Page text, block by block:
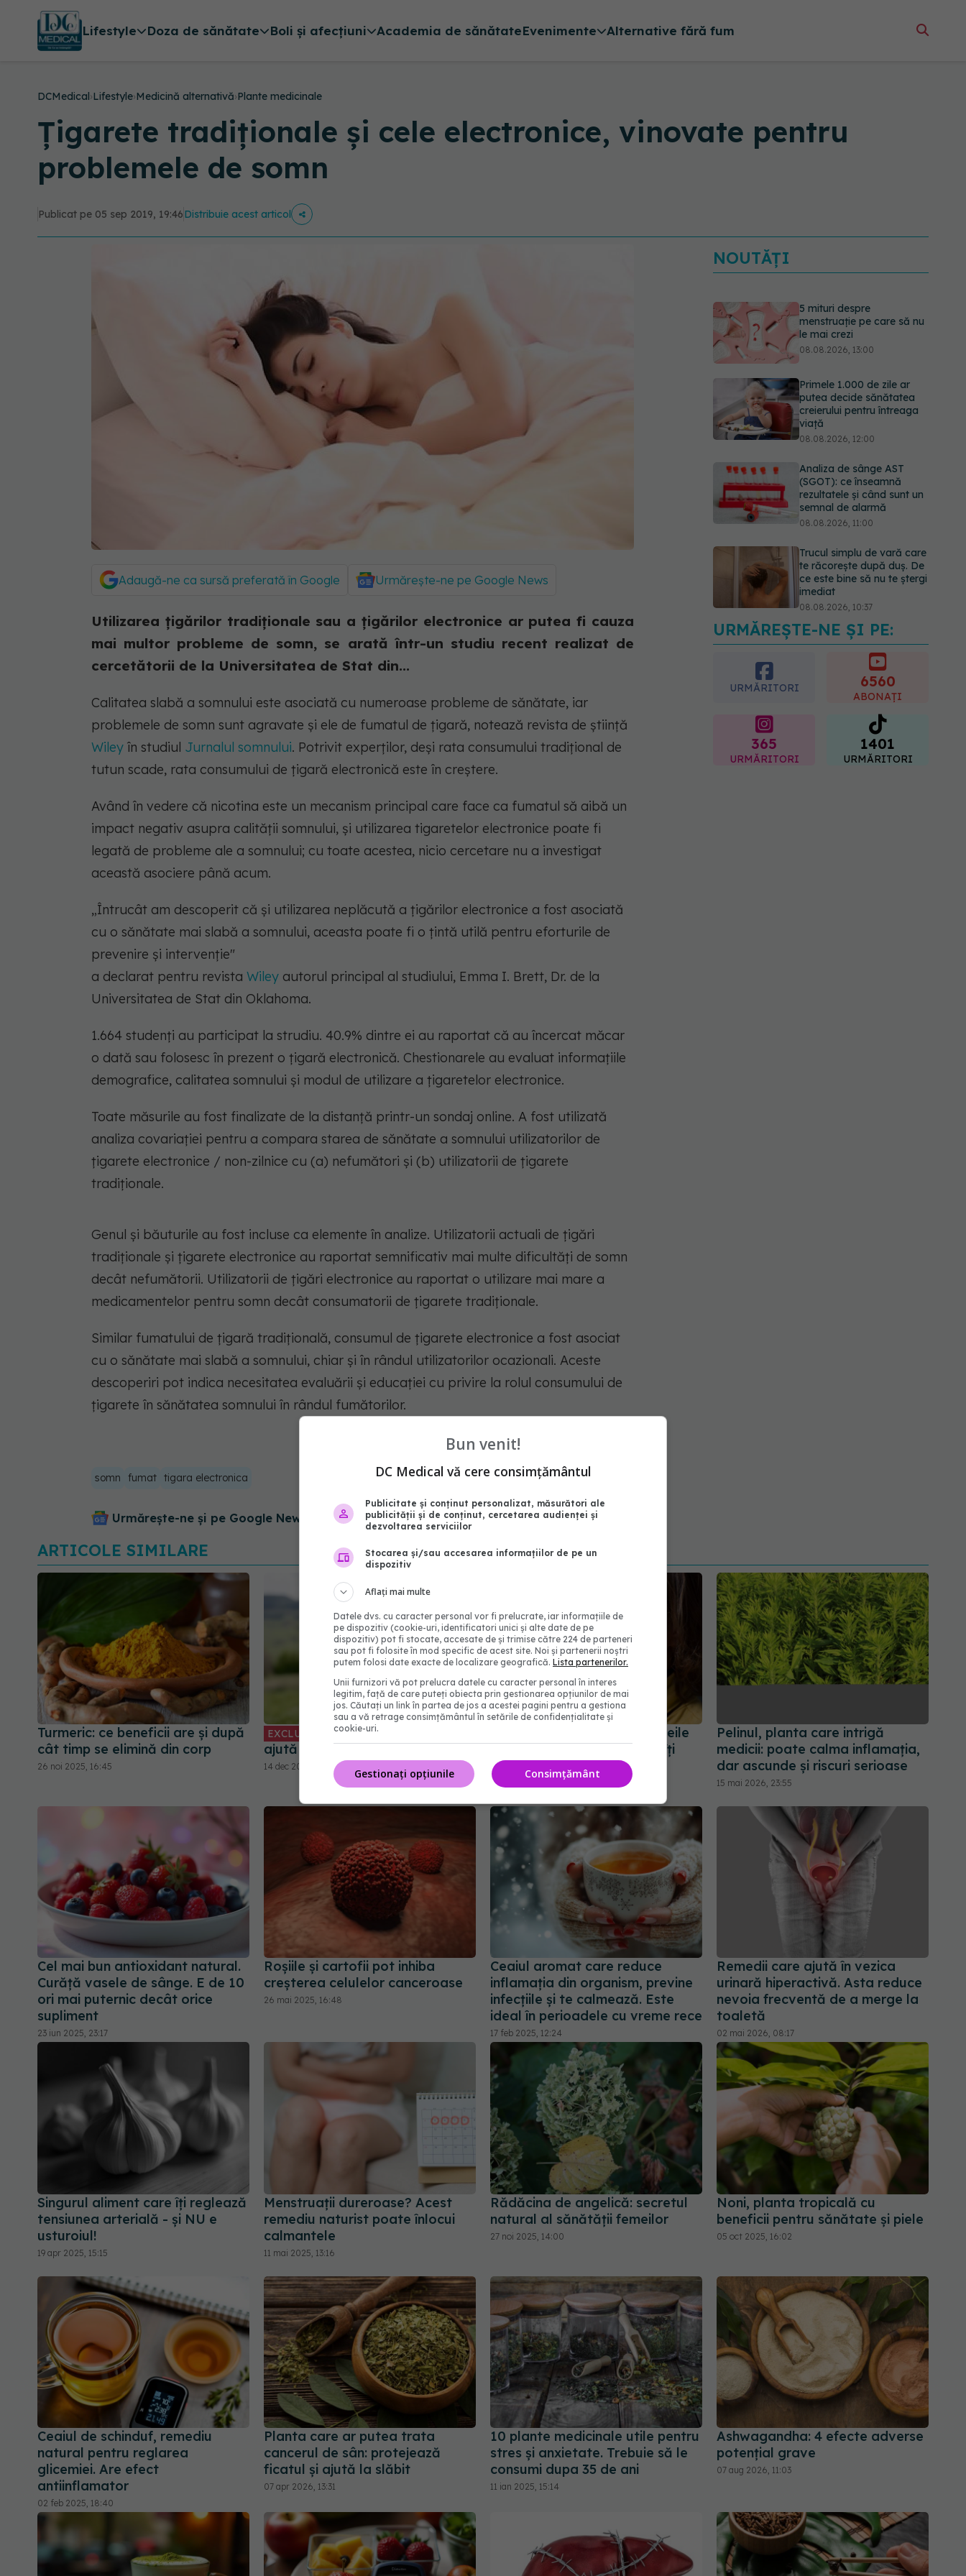
Lifestyle Doza de sănătate Boli și afecțiuni Academia de sănătateEvenimente Alternative fără fum
DCMedical›Lifestyle›Medicină alternativă›Plante medicinale
Țigarete tradiționale și cele electronice, vinovate pentru
problemele de somn
Publicat pe 05 sep 2019, 19:46Distribuie acest articol
Adaugă-ne ca sursă preferată în Google Urmărește-ne pe Google News
Utilizarea țigărilor tradiționale sau a țigărilor electronice ar putea fi cauza
mai multor probleme de somn, se arată într-un studiu recent realizat de
cercetătorii de la Universitatea de Stat din...
Calitatea slabă a somnului este asociată cu numeroase probleme de sănătate, iar
problemele de somn sunt agravate şi ele de fumatul de țigară, notează revista de ştiinţă
Wiley în studiul Jurnalul somnului. Potrivit experţilor, deși rata consumului tradițional de
tutun scade, rata consumului de țigară electronică este în creştere.
Având în vedere că nicotina este un mecanism principal care face ca fumatul să aibă un
impact negativ asupra calităţii somnului, şi utilizarea tigaretelor electronice poate fi
legată de probleme ale a somnului; cu toate acestea, nicio cercetare nu a investigat
această asociere până acum.
„Întrucât am descoperit că și utilizarea neplăcută a țigărilor electronice a fost asociată
cu o sănătate mai slabă a somnului, aceasta poate fi o țintă utilă pentru eforturile de
prevenire și intervenție"
a declarat pentru revista Wiley autorul principal al studiului, Emma I. Brett, Dr. de la
Universitatea de Stat din Oklahoma.
1.664 studenți au participat la strudiu. 40.9% dintre ei au raportat că au încercat măcar
o dată sau folosesc în prezent o țigară electronică. Chestionarele au evaluat informațiile
demografice, calitatea somnului și modul de utilizare a țigaretelor electronice.
Toate măsurile au fost finalizate de la distanță printr-un sondaj online. A fost utilizată
analiza covariației pentru a compara starea de sănătate a somnului utilizatorilor de
țigarete electronice / non-zilnice cu (a) nefumători și (b) utilizatorii de țigarete
tradiţionale.
Genul și băuturile au fost incluse ca elemente în analize. Utilizatorii actuali de ţigări
tradiţionale și țigarete electronice au raportat semnificativ mai multe dificultăți de somn
decât nefumătorii. Utilizatorii de țigări electronice au raportat o utilizare mai mare a
medicamentelor pentru somn decât consumatorii de țigarete tradiţionale.
Similar fumatului de țigară tradiţională, consumul de țigarete electronice a fost asociat
cu o sănătate mai slabă a somnului, chiar și în rândul utilizatorilor ocazionali. Aceste
descoperiri pot indica necesitatea evaluării și educației cu privire la rolul consumului de
țigarete în sănătatea somnului în rândul fumătorilor.
somn fumat tigara electronica
Urmărește-ne și pe Google News - abonează‑te!
NOUTĂȚI
5 mituri despre
menstruație pe care să nu
le mai crezi
08.08.2026, 13:00
Primele 1.000 de zile ar
putea decide sănătatea
creierului pentru întreaga
viață
08.08.2026, 12:00
Analiza de sânge AST
(SGOT): ce înseamnă
rezultatele și când sunt un
semnal de alarmă
08.08.2026, 11:00
Trucul simplu de vară care
te răcorește după duș. De
ce este bine să nu te ștergi
imediat
08.08.2026, 10:37
Bacteria din intestin care a
crescut forța musculară cu
08.08.2026, 14:00
URMĂREȘTE-NE ȘI PE:
URMĂRITORI 6560
ABONAȚI
365
URMĂRITORI
1401
URMĂRITORI
ARTICOLE SIMILARE
Turmeric: ce beneficii are și după
cât timp se elimină din corp
26 noi 2025, 16:45
EXCLUSIV
Plante și ceaiuri care
ajută la curățarea plămânilor
14 dec 2025, 19:42
Cel mai bun ceai pentru femeile
de peste 40 de ani: cum să îți
echilibrezi hormonii natural
28 ian 2025, 15:47
Pelinul, planta care intrigă
medicii: poate calma inflamația,
dar ascunde și riscuri serioase
15 mai 2026, 23:55
Cel mai bun antioxidant natural.
Curăță vasele de sânge. E de 10
ori mai puternic decât orice
supliment
23 iun 2025, 23:17
Roșiile și cartofii pot inhiba
creșterea celulelor canceroase
26 mai 2025, 16:48
Ceaiul aromat care reduce
inflamația din organism, previne
infecțiile și te calmează. Este
ideal în perioadele cu vreme rece
17 feb 2025, 12:24
Remedii care ajută în vezica
urinară hiperactivă. Asta reduce
nevoia frecventă de a merge la
toaletă
02 mai 2026, 08:17
Singurul aliment care îți reglează
tensiunea arterială - și NU e
usturoiul!
19 apr 2025, 15:15
Menstruații dureroase? Acest
remediu naturist poate înlocui
calmantele
11 mai 2025, 13:16
Rădăcina de angelică: secretul
natural al sănătății femeilor
27 noi 2025, 14:00
Noni, planta tropicală cu
beneficii pentru sănătate și piele
05 oct 2025, 16:02
Ceaiul de schinduf, remediu
natural pentru reglarea
glicemiei. Are efect
antiinflamator
02 feb 2025, 18:40
Planta care ar putea trata
cancerul de sân: protejează
ficatul și ajută la slăbit
07 apr 2026, 13:31
10 plante medicinale utile pentru
stres și anxietate. Trebuie să le
consumi dupa 35 de ani
11 ian 2025, 15:14
Ashwagandha: 4 efecte adverse
potențial grave
07 aug 2026, 11:03
Bun venit!
DC Medical vă cere consimțământul
Publicitate și conținut personalizat, măsurători ale
publicității și de conținut, cercetarea audienței și
dezvoltarea serviciilor
Stocarea și/sau accesarea informațiilor de pe un
dispozitiv
Aflați mai multe
Datele dvs. cu caracter personal vor fi prelucrate, iar informațiile de
pe dispozitiv (cookie-uri, identificatori unici și alte date de pe
dispozitiv) pot fi stocate, accesate de și trimise către 224 de parteneri
sau pot fi folosite în mod specific de acest site. Noi și partenerii noștri
putem folosi date exacte de localizare geografică. Lista partenerilor.
Unii furnizori vă pot prelucra datele cu caracter personal în interes
legitim, față de care puteți obiecta prin gestionarea opțiunilor de mai
jos. Căutați un link în partea de jos a acestei pagini pentru a gestiona
sau a vă retrage consimțământul în setările de confidențialitate și
cookie-uri.
Consimțământ
Gestionați opțiunile